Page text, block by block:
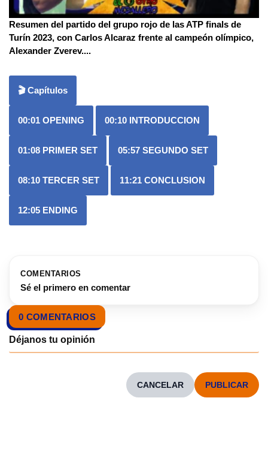
Resumen del partido del grupo rojo de las ATP finals de
Turín 2023, con Carlos Alcaraz frente al campeón olímpico,
Alexander Zverev....
🎬 Capítulos
00:01 OPENING 00:10 INTRODUCCION
01:08 PRIMER SET 05:57 SEGUNDO SET
08:10 TERCER SET 11:21 CONCLUSION
12:05 ENDING
COMENTARIOS
Sé el primero en comentar
0 COMENTARIOS
CANCELAR